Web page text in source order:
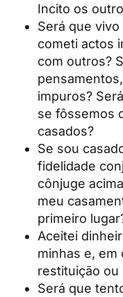
Incito os
Será que
cometi actos
com outros?
impuros?
se fôssemos
casados?
Se sou
fidelidade
cônjuge
meu
primeiro
Aceitei
minhas e, em
restituição ou
Será que